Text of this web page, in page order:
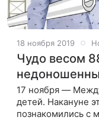
18 ноября 2019
Чудо весом
17 ноября —
детей. Накануне
познакомились с